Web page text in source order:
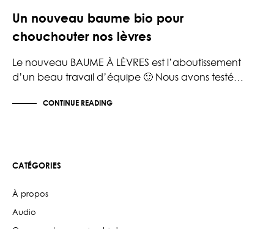
Un nouveau baume bio pour
chouchouter nos lèvres
Le nouveau BAUME À LÈVRES est l’aboutissement
d’un beau travail d’équipe 🙂 Nous avons testé…
CONTINUE READING
CATÉGORIES
À propos
Audio